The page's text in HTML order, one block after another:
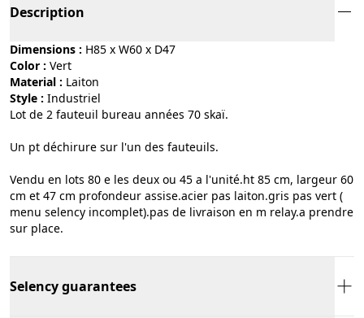
Description
Dimensions : H85 x W60 x D47
Color :
vert
Material :
laiton
Style : industriel
Lot de 2 fauteuil bureau années 70 skaï.
Un pt déchirure sur l'un des fauteuils.
Vendu en lots 80 e les deux ou 45 a l'unité.ht 85 cm, largeur 60
cm et 47 cm profondeur assise.acier pas laiton.gris pas vert (
menu selency incomplet).pas de livraison en m relay.a prendre
sur place.
Selency guarantees